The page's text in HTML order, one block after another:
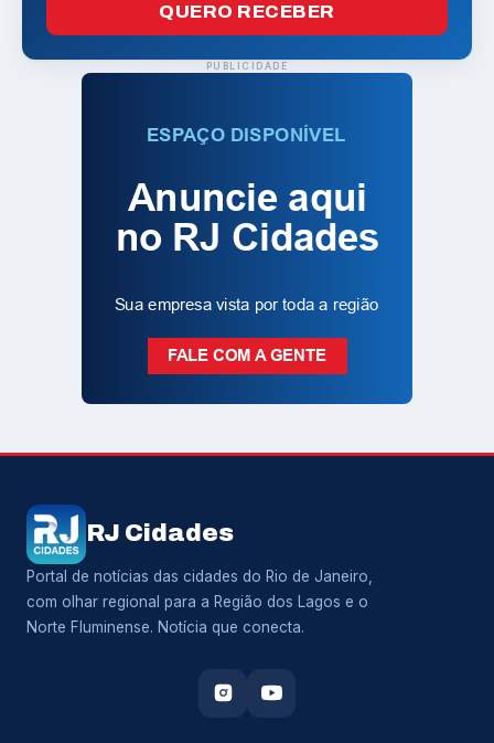
QUERO RECEBER
PUBLICIDADE
RJ Cidades
Portal de notícias das cidades do Rio de Janeiro,
com olhar regional para a Região dos Lagos e o
Norte Fluminense. Notícia que conecta.